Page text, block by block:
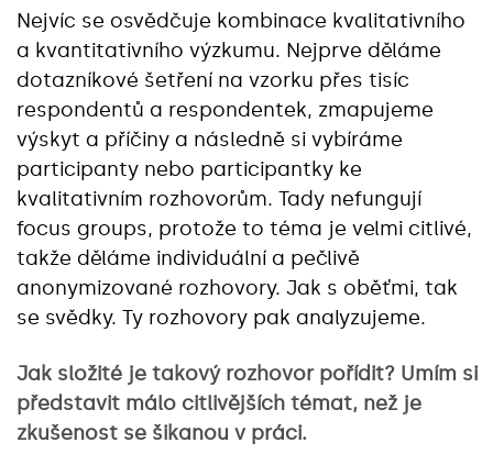
Nejvíc se osvědčuje kombinace kvalitativního
a kvantitativního výzkumu. Nejprve děláme
dotazníkové šetření na vzorku přes tisíc
respondentů a respondentek, zmapujeme
výskyt a příčiny a následně si vybíráme
participanty nebo participantky ke
kvalitativním rozhovorům. Tady nefungují
focus groups, protože to téma je velmi citlivé,
takže děláme individuální a pečlivě
anonymizované rozhovory. Jak s oběťmi, tak
se svědky. Ty rozhovory pak analyzujeme.
Jak složité je takový rozhovor pořídit? Umím si
představit málo citlivějších témat, než je
zkušenost se šikanou v práci.